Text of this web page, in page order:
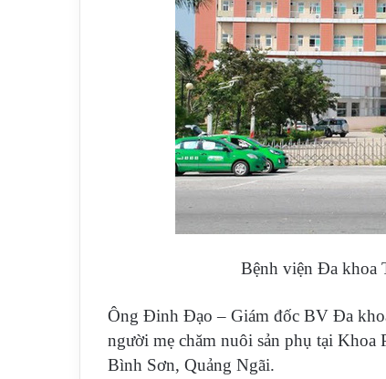
Bệnh viện Đa khoa
Ông Đinh Đạo – Giám đốc BV Đa
người mẹ chăm nuôi sản phụ tại
Bình Sơn, Quảng Ngãi.